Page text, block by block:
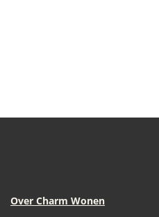
Over Charm Wonen